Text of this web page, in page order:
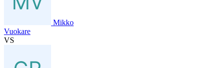
Mikko
Vuokare
VS